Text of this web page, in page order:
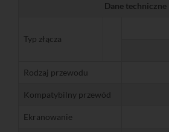
Dane techniczne
Typ złącza
Rodzaj przewodu
Kompatybilny przewód
Ekranowanie